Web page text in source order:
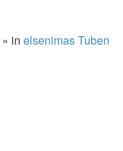
» in elsenimas Tuben